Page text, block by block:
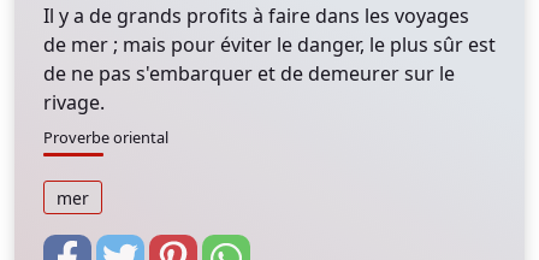
Il y a de grands profits à faire dans les voyages
de mer ; mais pour éviter le danger, le plus sûr est
de ne pas s'embarquer et de demeurer sur le
rivage.
Proverbe oriental
mer